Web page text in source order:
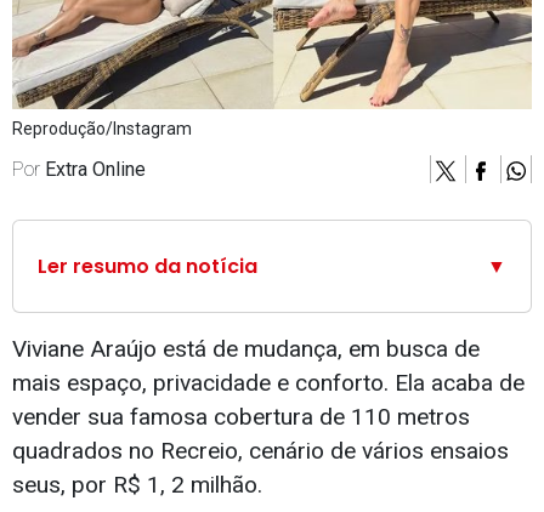
Reprodução/Instagram
Por Extra Online
Ler resumo da notícia ▼
Viviane Araújo está de mudança, em busca de
mais espaço, privacidade e conforto. Ela acaba de
vender sua famosa cobertura de 110 metros
quadrados no Recreio, cenário de vários ensaios
seus, por R$ 1, 2 milhão.